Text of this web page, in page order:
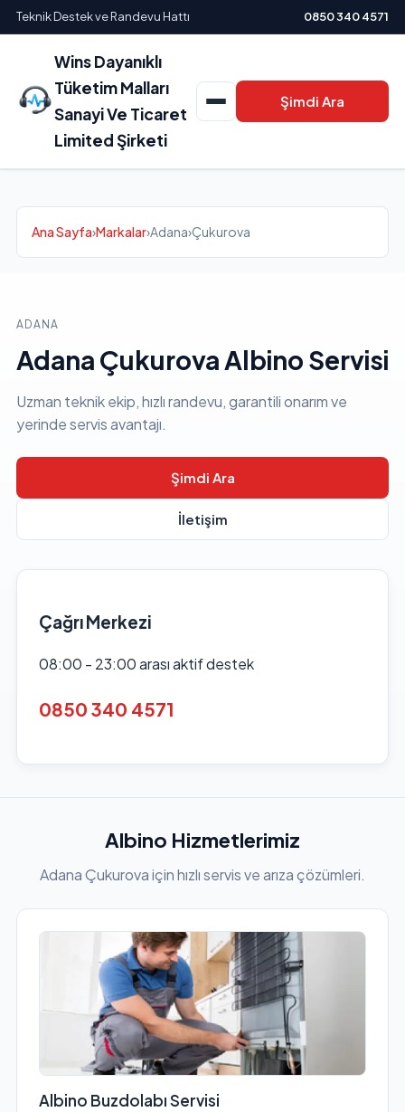
Teknik Destek ve Randevu Hattı 0850 340 4571
Wins Dayanıklı
Tüketim Malları
Sanayi Ve Ticaret
Limited Şirketi
Şimdi Ara
Ana Sayfa›Markalar›Adana›Çukurova
ADANA
Adana Çukurova Albino Servisi
Uzman teknik ekip, hızlı randevu, garantili onarım ve
yerinde servis avantajı.
Şimdi Ara
İletişim
Çağrı Merkezi
08:00 - 23:00 arası aktif destek
0850 340 4571
Albino Hizmetlerimiz
Adana Çukurova için hızlı servis ve arıza çözümleri.
Albino Buzdolabı Servisi